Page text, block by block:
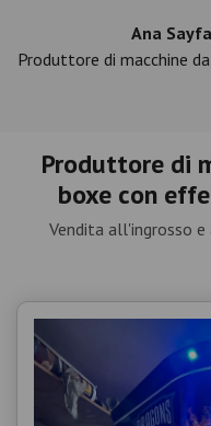
Ana Sayfa
Produttore di macchine
Produttore di
boxe con
Vendita all'ingrosso